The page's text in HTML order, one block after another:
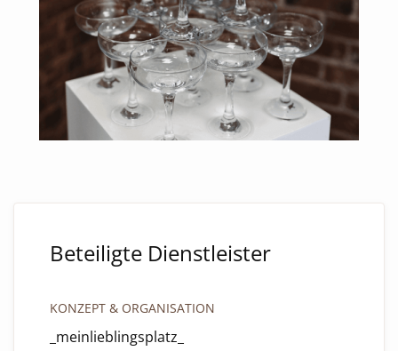
Beteiligte Dienstleister
KONZEPT & ORGANISATION
_meinlieblingsplatz_